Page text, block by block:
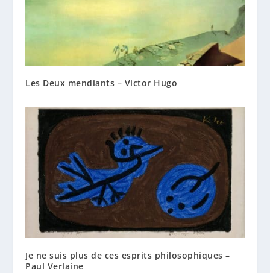
Les Deux mendiants – Victor Hugo
Je ne suis plus de ces esprits philosophiques –
Paul Verlaine